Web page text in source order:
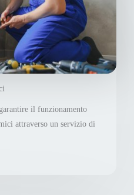
il funzionamento
attraverso un servizio di